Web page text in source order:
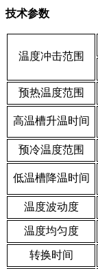
技术参数
温度冲击范围
预热温度范围
高温槽升温时间
预冷温度范围
低温槽降温时间
温度波动度
温度均匀度
转换时间